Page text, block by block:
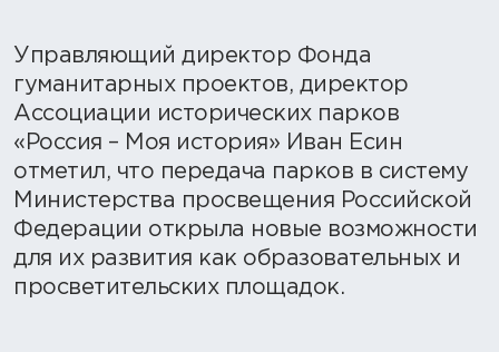
Управляющий директор Фонда
гуманитарных проектов, директор
Ассоциации исторических парков
«Россия – Моя история» Иван Есин
отметил, что передача парков в систему
Министерства просвещения Российской
Федерации открыла новые возможности
для их развития как образовательных и
просветительских площадок.